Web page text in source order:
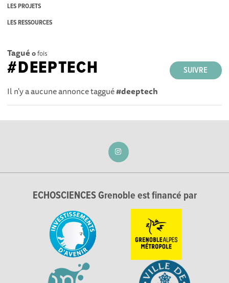
LES PROJETS
LES RESSOURCES
Tagué 0fois
SUIVRE
#DEEPTECH
Il n'y a aucune annonce taggué#deeptech
ECHOSCIENCES Grenoble est financé par